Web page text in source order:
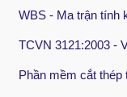
WBS - Ma trận tính
TCVN 3121:2003 -
Phần mềm cắt thép